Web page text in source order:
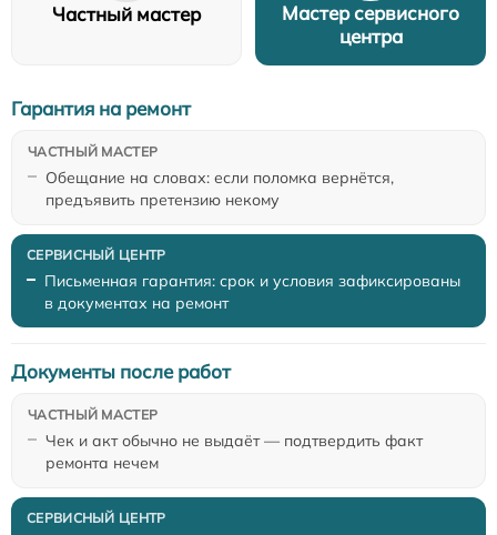
Частный мастер
Мастер сервисного
центра
Обещание на словах: если поломка вернётся,
предъявить претензию некому
Гарантия на ремонт
Письменная гарантия: срок и условия зафиксированы
в документах на ремонт
Чек и акт обычно не выдаёт — подтвердить факт
ремонта нечем
Документы после работ